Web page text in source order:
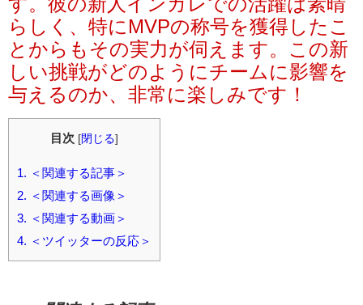
らしく、特にMVPの称号を獲得したこ
とからもその実力が伺えます。この新
しい挑戦がどのようにチームに影響を
与えるのか、非常に楽しみです！
目次 [閉じる]
1. ＜関連する記事＞
2. ＜関連する画像＞
3. ＜関連する動画＞
4. ＜ツイッターの反応＞